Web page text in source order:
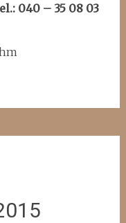
040 – 35 08 03